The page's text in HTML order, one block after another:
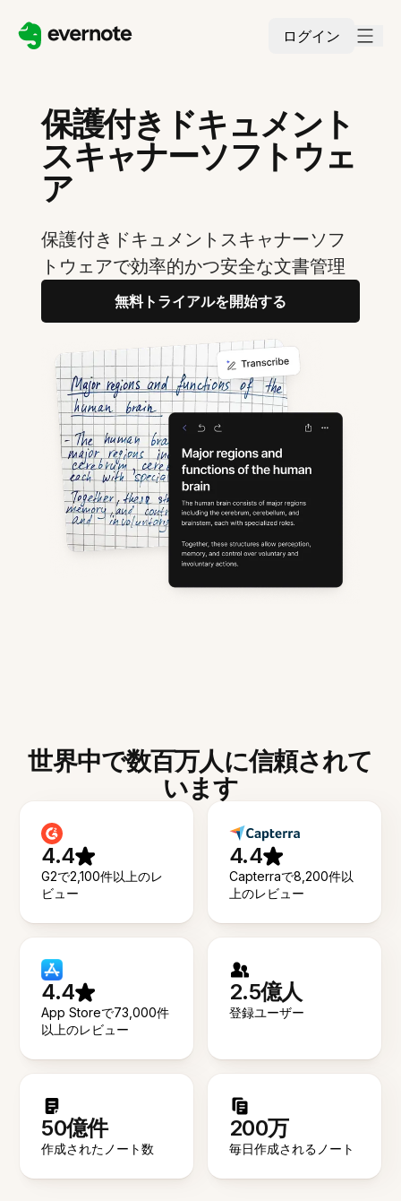
ログイン
保護付きドキュメント
スキャナーソフトウェ
ア
保護付きドキュメントスキャナーソフ
トウェアで効率的かつ安全な文書管理
無料トライアルを開始する
世界中で数百万人に信頼されて
います
4.4
G2で2,100件以上のレ
ビュー
4.4
Capterraで8,200件以
上のレビュー
4.4
App Storeで73,000件
以上のレビュー
2.5億人
登録ユーザー
50億件
作成されたノート数
200万
毎日作成されるノート